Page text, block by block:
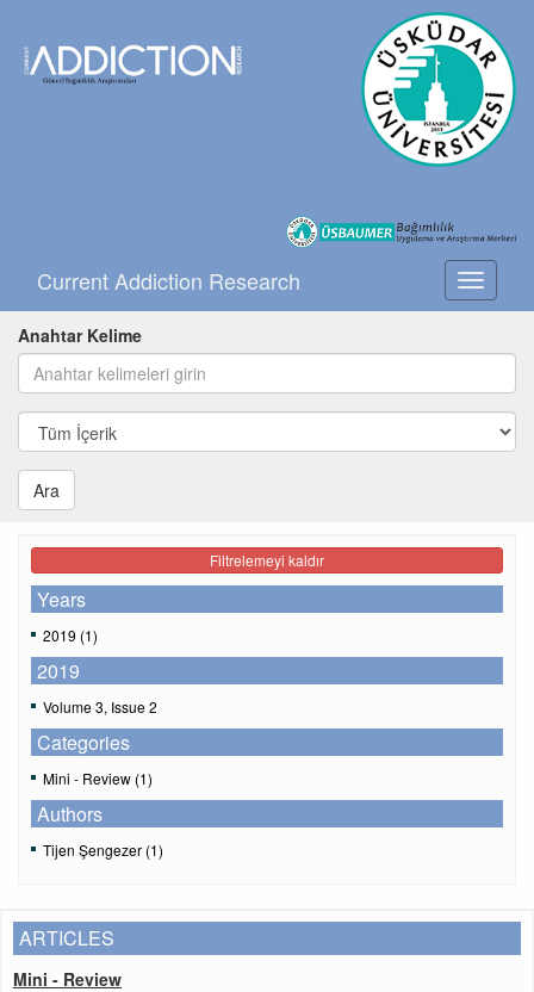
Toggle
Current Addiction Research
Anahtar Kelime
Ara
Filtrelemeyi kaldır
Years
2019 (1)
2019
Volume 3, Issue 2
Categories
Mini - Review (1)
Authors
Tijen Şengezer (1)
ARTICLES
Mini - Review